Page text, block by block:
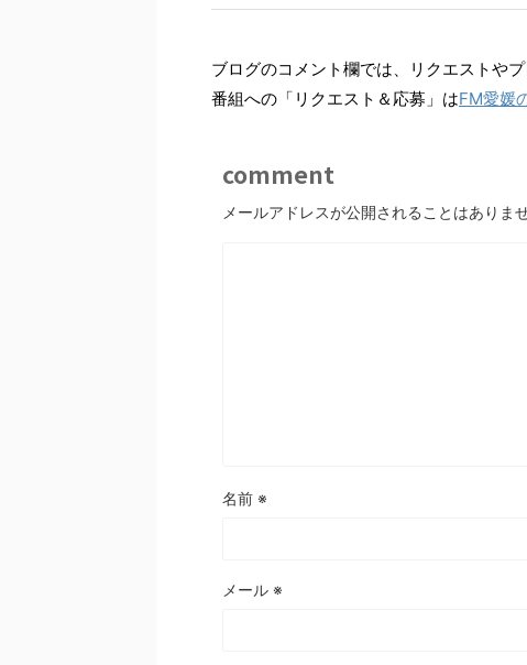
ブログのコメント欄では、リクエストや
番組への「リクエスト＆応募」はFM愛媛
comment
メールアドレスが公開されることはありませ
名前 ※
メール ※